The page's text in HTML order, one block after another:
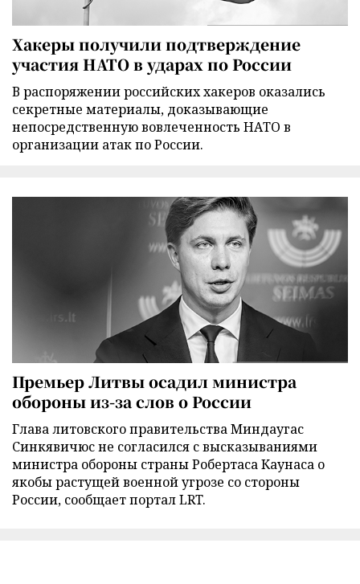
Хакеры получили подтверждение
участия НАТО в ударах по России
В распоряжении российских хакеров оказались
секретные материалы, доказывающие
непосредственную вовлеченность НАТО в
организации атак по России.
Премьер Литвы осадил министра
обороны из-за слов о России
Глава литовского правительства Миндаугас
Синкявичюс не согласился с высказываниями
министра обороны страны Робертаса Каунаса о
якобы растущей военной угрозе со стороны
России, сообщает портал LRT.